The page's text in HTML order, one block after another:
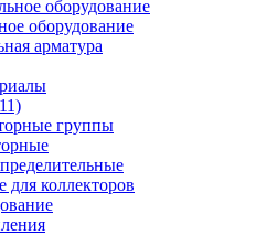
оборудование
оборудование
арматура
группы
коллекторов